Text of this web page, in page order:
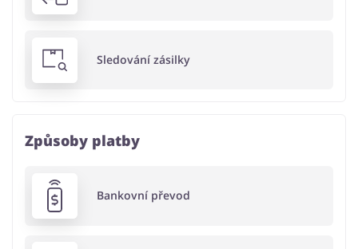
Sledování zásilky
Způsoby platby
Bankovní převod